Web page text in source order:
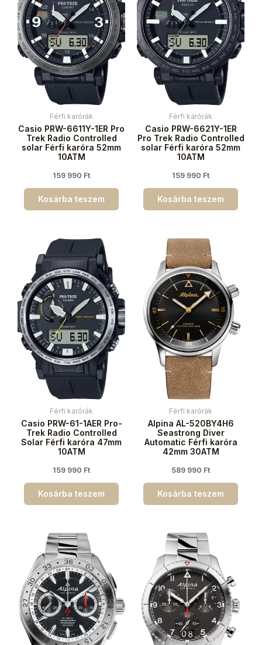
Férfi karórák
Casio PRW-6611Y-1ER Pro
Trek Radio Controlled
solar Férfi karóra 52mm
10ATM
159 990 Ft
Kosárba teszem
Férfi karórák
Casio PRW-6621Y-1ER
Pro Trek Radio Controlled
solar Férfi karóra 52mm
10ATM
159 990 Ft
Kosárba teszem
Férfi karórák
Casio PRW-61-1AER Pro-
Trek Radio Controlled
Solar Férfi karóra 47mm
10ATM
159 990 Ft
Kosárba teszem
Férfi karórák
Alpina AL-520BY4H6
Seastrong Diver
Automatic Férfi karóra
42mm 30ATM
589 990 Ft
Kosárba teszem